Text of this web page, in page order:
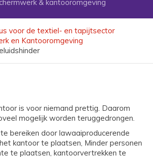
& kantooromgeving
voor de textiel- en tapijtsector
en Kantooromgeving
is voor niemand prettig. Daarom
mogelijk worden teruggedrongen.
bereiken door lawaaiproducerende
kantoor te plaatsen, Minder personen
te plaatsen, kantoorvertrekken te